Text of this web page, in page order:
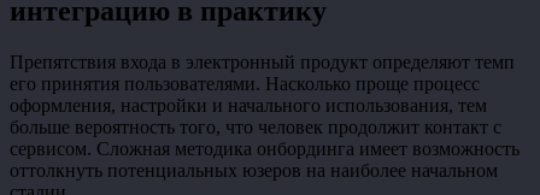
интеграцию в практику
Препятствия входа в электронный продукт определяют темп
его принятия пользователями. Насколько проще процесс
оформления, настройки и начального использования, тем
больше вероятность того, что человек продолжит контакт с
сервисом. Сложная методика онбординга имеет возможность
оттолкнуть потенциальных юзеров на наиболее начальном